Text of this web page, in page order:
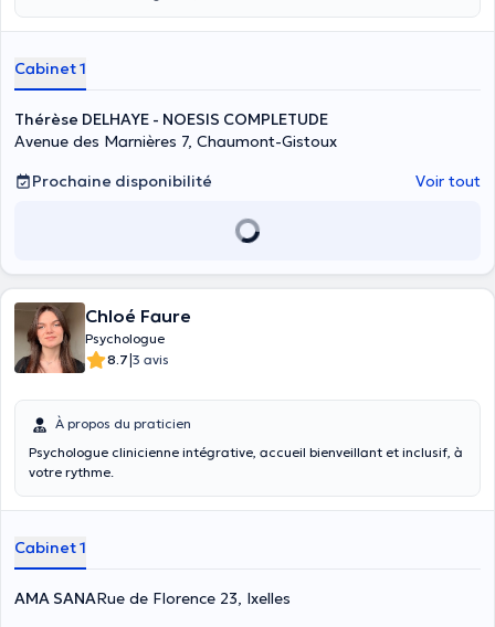
Cabinet 1
Thérèse DELHAYE - NOESIS COMPLETUDE
Avenue des Marnières 7, Chaumont-Gistoux
Prochaine disponibilité
Voir tout
Chloé Faure
Psychologue
8.7|3 avis
À propos du praticien
Psychologue clinicienne intégrative, accueil bienveillant et inclusif, à
votre rythme.
Cabinet 1
AMA SANARue de Florence 23, Ixelles